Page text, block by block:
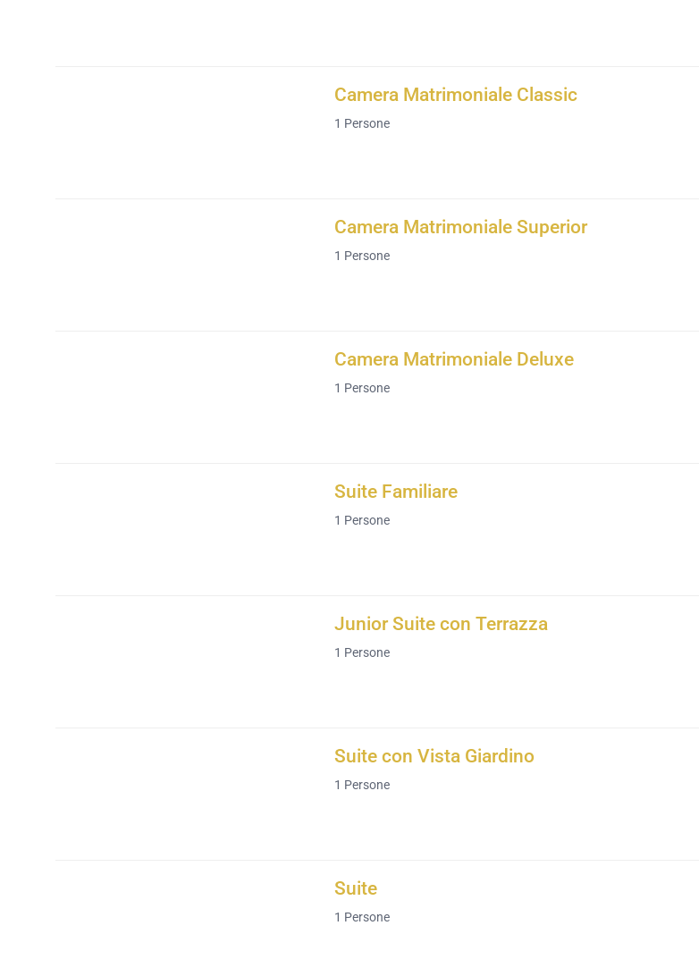
Camera Matrimoniale Classic
1 Persone
Camera Matrimoniale Superior
1 Persone
Camera Matrimoniale Deluxe
1 Persone
Suite Familiare
1 Persone
Junior Suite con Terrazza
1 Persone
Suite con Vista Giardino
1 Persone
Suite
1 Persone